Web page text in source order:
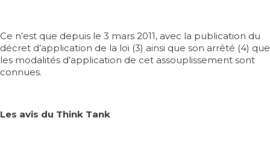
Ce n’est que depuis le 3 mars 2011, avec la publication du
décret d’application de la loi (3) ainsi que son arrêté (4) que
les modalités d’application de cet assouplissement sont
connues.
Les avis du Think Tank